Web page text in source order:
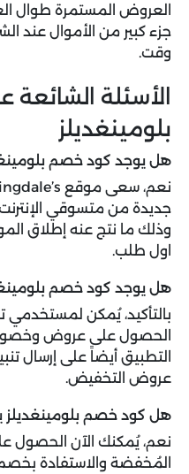
العروض المستمرة طوال
جزء كبير من الأموال عند
وقت.
الأسئلة
بلومينغديلز
هل يوجد كود خصم
جديدة من متسوقي
وذلك ما نتج عنه إطلاق
اول طلب.
هل يوجد كود خصم
الحصول على عروض
التطبيق أيضاً على إرسال
عروض التخفيض.
هل كود خصم
المُخفضة والاستفادة